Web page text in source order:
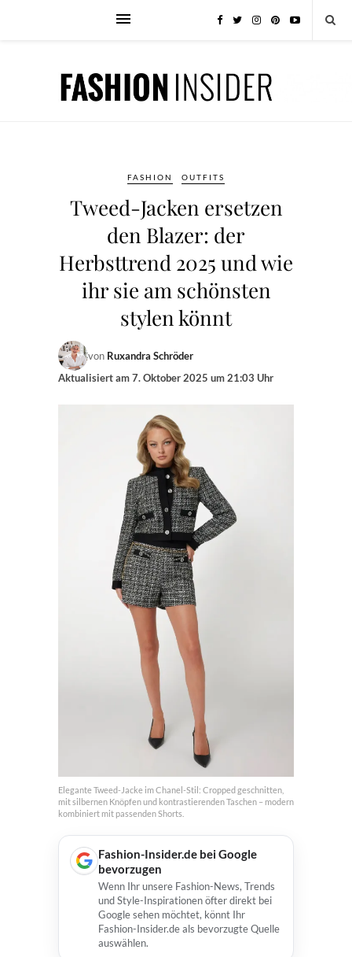
FASHION OUTFITS
Tweed-Jacken ersetzen
den Blazer: der
Herbsttrend 2025 und wie
ihr sie am schönsten
stylen könnt
von Ruxandra Schröder
Aktualisiert am7. Oktober 2025 um 21:03 Uhr
Elegante Tweed-Jacke im Chanel-Stil: Cropped geschnitten,
mit silbernen Knöpfen und kontrastierenden Taschen – modern
kombiniert mit passenden Shorts.
Fashion-Insider.de bei Google
bevorzugen
Wenn Ihr unsere Fashion-News, Trends
und Style-Inspirationen öfter direkt bei
Google sehen möchtet, könnt Ihr
Fashion-Insider.de als bevorzugte Quelle
auswählen.